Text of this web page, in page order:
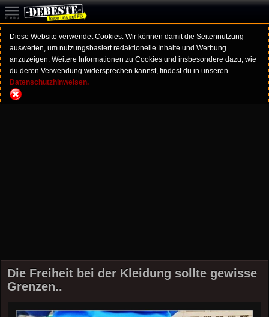
Diese Website verwendet Cookies. Wir können damit die Seitennutzung
auswerten, um nutzungsbasiert redaktionelle Inhalte und Werbung
anzuzeigen. Weitere Informationen zu Cookies und insbesondere dazu, wie
du deren Verwendung widersprechen kannst, findest du in unseren
Datenschutzhinweisen.
Die Freiheit bei der Kleidung sollte gewisse
Grenzen..